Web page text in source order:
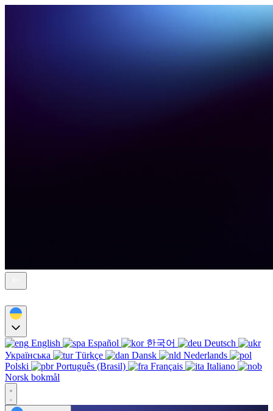
English Español 한국어
Deutsch
Українська
Türkçe Dansk
Nederlands
Polski
Português (Brasil) Français
Italiano
Norsk bokmål